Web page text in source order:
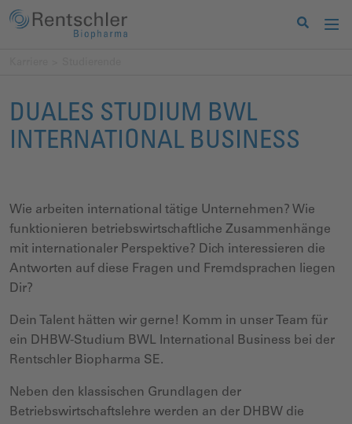
DUALES STUDIUM BWL
INTERNATIONAL BUSINESS
Wie arbeiten international tätige Unternehmen? Wie
funktionieren betriebswirtschaftliche Zusammenhänge
mit internationaler Perspektive? Dich interessieren die
Antworten auf diese Fragen und Fremdsprachen liegen
Dir?
Dein Talent hätten wir gerne! Komm in unser Team für
ein DHBW-Studium BWL International Business bei der
Rentschler Biopharma SE.
Neben den klassischen Grundlagen der
Betriebswirtschaftslehre werden an der DHBW die